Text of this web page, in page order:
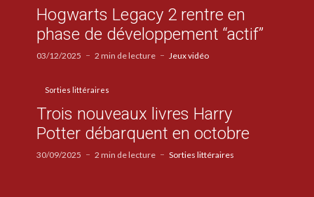
Hogwarts Legacy 2 rentre en
phase de développement “actif”
03/12/2025 2 min de lecture Jeux vidéo
Sorties littéraires
Trois nouveaux livres Harry
Potter débarquent en octobre
30/09/2025 2 min de lecture Sorties littéraires